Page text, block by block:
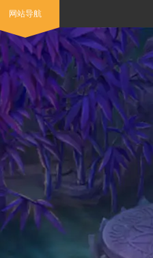
网站导航